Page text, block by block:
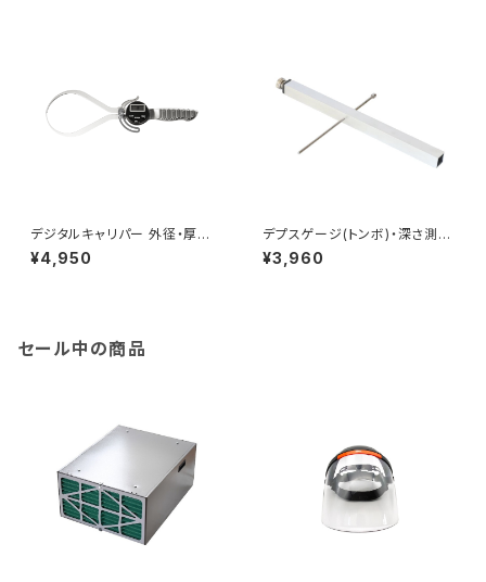
デジタルキャリパー 外径・厚み
測定用
¥4,950
デプスゲージ(トンボ)・深さ測定
器
¥3,960
セール中の商品